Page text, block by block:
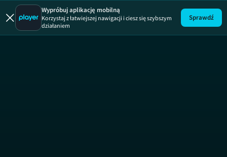
Wypróbuj aplikację mobilną
Korzystaj z łatwiejszej nawigacji i ciesz się szybszym
działaniem
Sprawdź